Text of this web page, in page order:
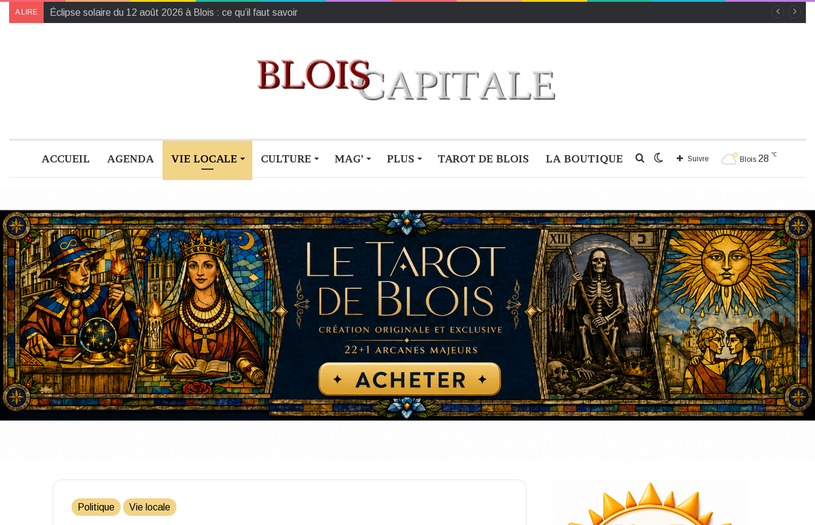
A LIRE L’Harmonie de la région Centre-Val de Loire championne du monde
ACCUEIL AGENDA VIE LOCALE CULTURE MAG’ PLUS TAROT DE BLOIS LA BOUTIQUE Blois 28 ℃
Suivre
Switch
Rechercher
Politique Vie locale